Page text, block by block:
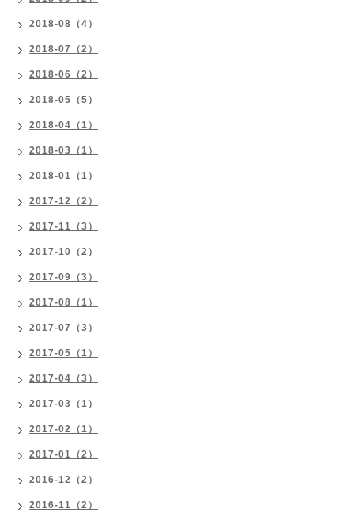
2018-08（4）
2018-07（2）
2018-06（2）
2018-05（5）
2018-04（1）
2018-03（1）
2018-01（1）
2017-12（2）
2017-11（3）
2017-10（2）
2017-09（3）
2017-08（1）
2017-07（3）
2017-05（1）
2017-04（3）
2017-03（1）
2017-02（1）
2017-01（2）
2016-12（2）
2016-11（2）